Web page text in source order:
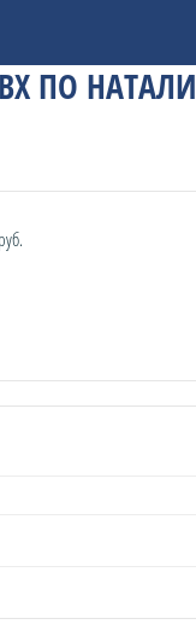
ПО НАТАЛИ
руб.